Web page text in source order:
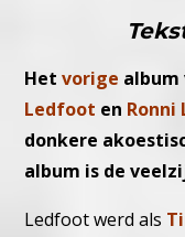
Hetvorige album
Ledfoot en Ronni
donkere
album is de
Ledfoot werd als